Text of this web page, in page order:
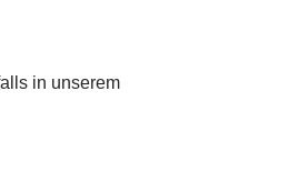
in unserem